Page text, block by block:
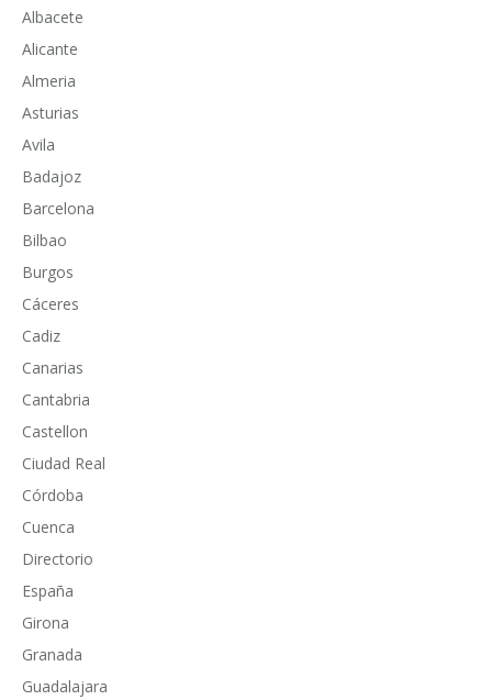
Albacete
Alicante
Almeria
Asturias
Avila
Badajoz
Barcelona
Bilbao
Burgos
Cáceres
Cadiz
Canarias
Cantabria
Castellon
Ciudad Real
Córdoba
Cuenca
Directorio
España
Girona
Granada
Guadalajara